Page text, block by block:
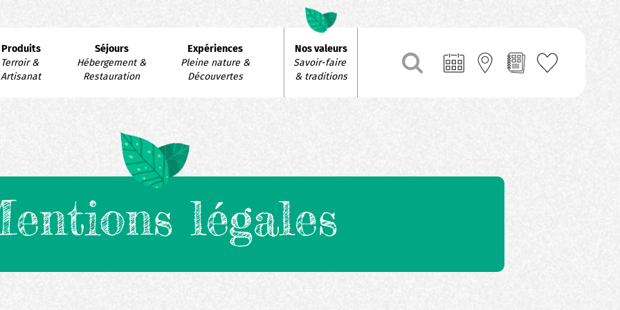
Navigation
principale
Produits
Terroir &
Artisanat
Séjours
Hébergement &
Restauration
Expériences
Pleine nature &
Découvertes
Nos valeurs
Savoir-faire
& traditions
légales